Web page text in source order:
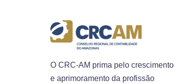
O CRC-AM prima pelo crescimento
e aprimoramento da profissão